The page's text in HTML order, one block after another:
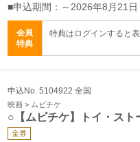
■申込期間：～2026年8月21日
会員
特典
特典はログインすると
申込No. 5104922 全国
映画 > ムビチケ
○【ムビチケ】トイ・スト
金券